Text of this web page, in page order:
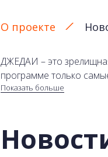
О проекте
ДЖЕДАИ – это
программе только
происшествия и видео,
консультации юристов
защищено и уверенно в
Показать больше